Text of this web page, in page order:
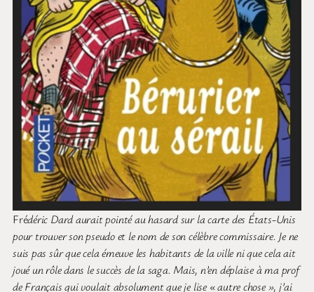
Frédéric Dard aurait pointé au hasard sur la carte des États-Unis
pour trouver son pseudo et le nom de son célèbre commissaire. Je ne
suis pas sûr que cela émeuve les habitants de la ville ni que cela ait
joué un rôle dans le succès de la saga. Mais, n’en déplaise à ma prof
de Français qui voulait absolument que je lise « autre chose », j’ai